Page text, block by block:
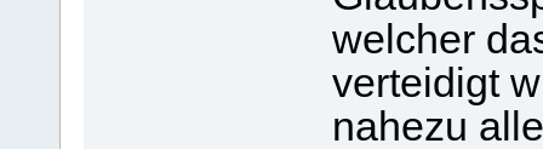
welcher
verteidigt
nahezu